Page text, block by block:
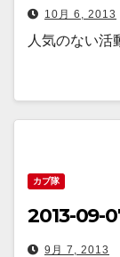
10月 6, 2013
人気のない活
カブ隊
2013-09-
9月 7, 2013